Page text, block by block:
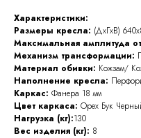
Характеристики:
Размеры кресла: (ДхГхВ)
Максимальная амплитуда
Механизм трансформации:
Материал обивки: Кожзам/
Наполнение кресла:
Каркас: Фанера 18 мм
Цвет каркаса: Орех Бук
Нагрузка (кг):130
Вес изделия (кг): 8